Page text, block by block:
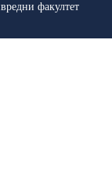
факултет